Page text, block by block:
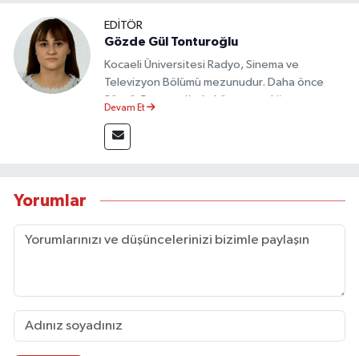
EDİTÖR
Gözde Gül Tonturoğlu
Kocaeli Üniversitesi Radyo, Sinema ve
Televizyon Bölümü mezunudur. Daha önce
Sözcü Gazetesi’nde köşe yazarlığı yapmış ve
Devam Et
Yorumlar